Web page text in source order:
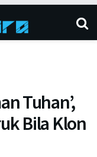
Tuhan’,
Bila Klon